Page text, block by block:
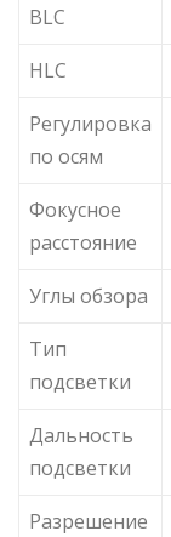
BLC
HLC
Регулировка
по осям
Фокусное
расстояние
Углы обзора
Тип
подсветки
Дальность
подсветки
Разрешение